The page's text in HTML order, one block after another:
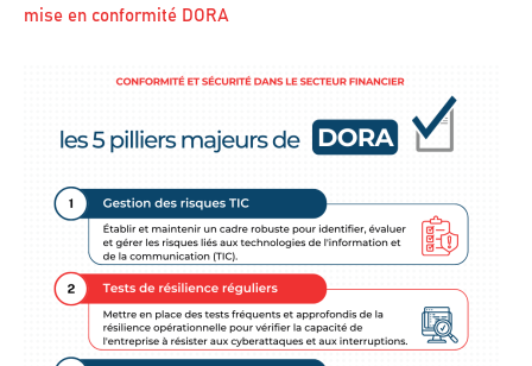
mise en conformité DORA